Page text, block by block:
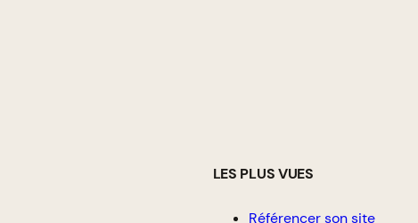
LES PLUS VUES
Référencer son site